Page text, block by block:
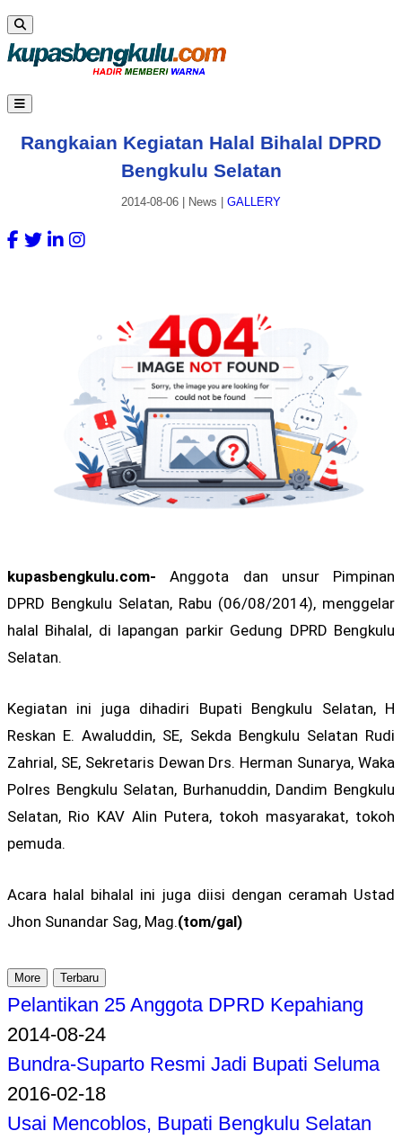
Rangkaian Kegiatan Halal Bihalal DPRD
Bengkulu Selatan
2014-08-06 News GALLERY
kupasbengkulu.com- Anggota dan unsur Pimpinan
DPRD Bengkulu Selatan, Rabu (06/08/2014), menggelar
halal Bihalal, di lapangan parkir Gedung DPRD Bengkulu
Selatan.
Kegiatan ini juga dihadiri Bupati Bengkulu Selatan, H
Reskan E. Awaluddin, SE, Sekda Bengkulu Selatan Rudi
Zahrial, SE, Sekretaris Dewan Drs. Herman Sunarya, Waka
Polres Bengkulu Selatan, Burhanuddin, Dandim Bengkulu
Selatan, Rio KAV Alin Putera, tokoh masyarakat, tokoh
pemuda.
Acara halal bihalal ini juga diisi dengan ceramah Ustad
Jhon Sunandar Sag, Mag.(tom/gal)
More Terbaru
Pelantikan 25 Anggota DPRD Kepahiang
2014-08-24
Bundra-Suparto Resmi Jadi Bupati Seluma
2016-02-18
Usai Mencoblos, Bupati Bengkulu Selatan